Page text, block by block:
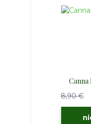
8,90 €